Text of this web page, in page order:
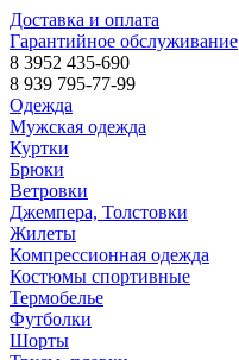
Доставка и оплата
Гарантийное обслуживание
8 3952 435-690
8 939 795-77-99
Одежда
Мужская одежда
Куртки
Брюки
Ветровки
Джемпера, Толстовки
Жилеты
Компрессионная одежда
Костюмы спортивные
Термобелье
Футболки
Шорты